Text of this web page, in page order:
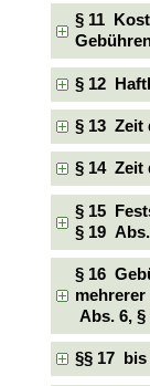
§ 11
§ 12
§ 13 Zeit
§ 14 Zeit
§ 15
§ 19
§ 16
mehrerer
Abs. 6,
§§ 17 bis